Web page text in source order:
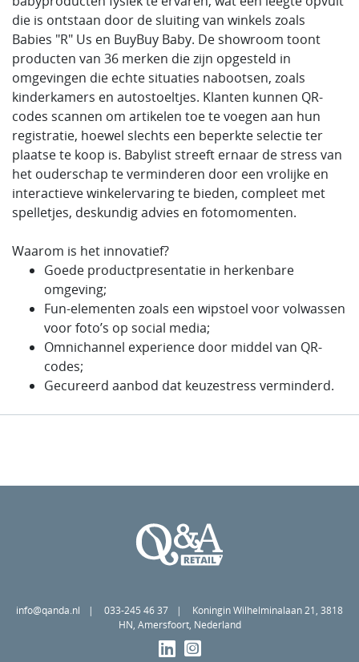
die is ontstaan door de sluiting van winkels zoals
Babies "R" Us en BuyBuy Baby. De showroom toont
producten van 36 merken die zijn opgesteld in
omgevingen die echte situaties nabootsen, zoals
kinderkamers en autostoeltjes. Klanten kunnen QR-
codes scannen om artikelen toe te voegen aan hun
registratie, hoewel slechts een beperkte selectie ter
plaatse te koop is. Babylist streeft ernaar de stress van
het ouderschap te verminderen door een vrolijke en
interactieve winkelervaring te bieden, compleet met
spelletjes, deskundig advies en fotomomenten.
Waarom is het innovatief?
Goede productpresentatie in herkenbare
omgeving;
Fun-elementen zoals een wipstoel voor volwassen
voor foto’s op social media;
Omnichannel experience door middel van QR-
codes;
Gecureerd aanbod dat keuzestress verminderd.
info@qanda.nl 033-245 46 37
Koningin Wilhelminalaan 21, 3818
HN, Amersfoort, Nederland